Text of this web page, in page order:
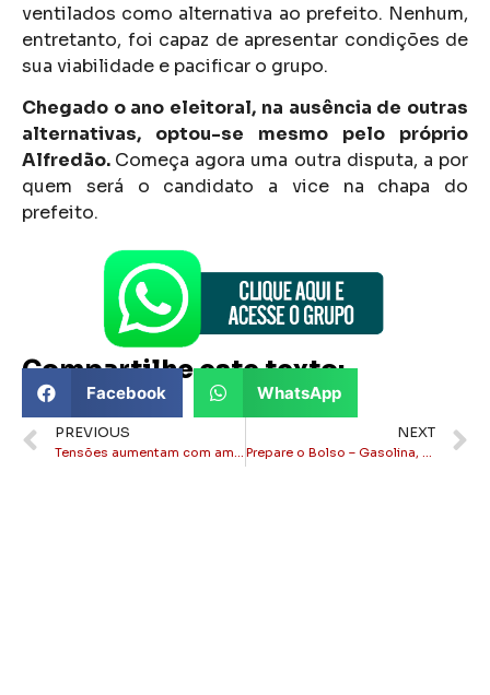
ventilados como alternativa ao prefeito. Nenhum,
entretanto, foi capaz de apresentar condições de
sua viabilidade e pacificar o grupo.
Chegado o ano eleitoral, na ausência de outras
alternativas, optou-se mesmo pelo próprio
Alfredão. Começa agora uma outra disputa, a por
quem será o candidato a vice na chapa do
prefeito.
Compartilhe este texto:
Facebook WhatsApp
PREVIOUS
Tensões aumentam com ameaça de divisão no Governo Alfredão
NEXT
Prepare o Bolso – Gasolina, Diesel e Gás de Cozinha sobem de preço hoje